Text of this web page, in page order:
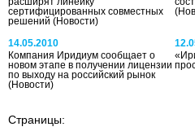
сертифицированных совместных
решений (Новости)
14.05.2010
Компания Иридиум сообщает о
новом этапе в получении лицензии
по выходу на российский рынок
(Новости)
Страницы: